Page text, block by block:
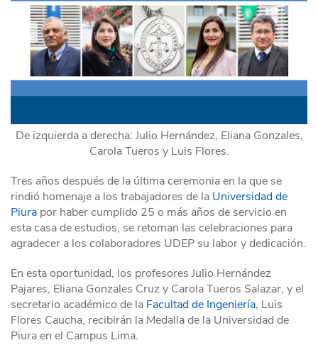
De izquierda a derecha: Julio Hernández, Eliana Gonzales,
Carola Tueros y Luis Flores.
Tres años después de la última ceremonia en la que se
rindió homenaje a los trabajadores de la Universidad de
Piura por haber cumplido 25 o más años de servicio en
esta casa de estudios, se retoman las celebraciones para
agradecer a los colaboradores UDEP su labor y dedicación.
En esta oportunidad, los profesores Julio Hernández
Pajares, Eliana Gonzales Cruz y Carola Tueros Salazar, y el
secretario académico de la Facultad de Ingeniería, Luis
Flores Caucha, recibirán la Medalla de la Universidad de
Piura en el Campus Lima.